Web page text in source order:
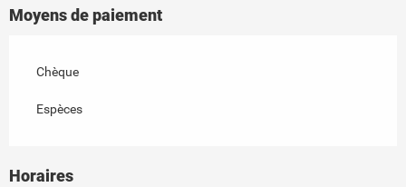
Moyens de paiement
Chèque
Espèces
Horaires